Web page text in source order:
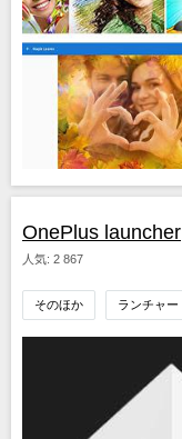
OnePlus launcher
人気: 2 867
そのほか ランチャー